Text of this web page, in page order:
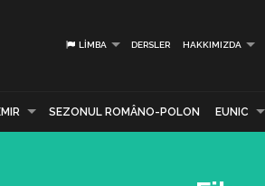
LIMBA DERSLER HAKKIMIZDA
SEZONUL ROMÂNO-POLON EUNIC